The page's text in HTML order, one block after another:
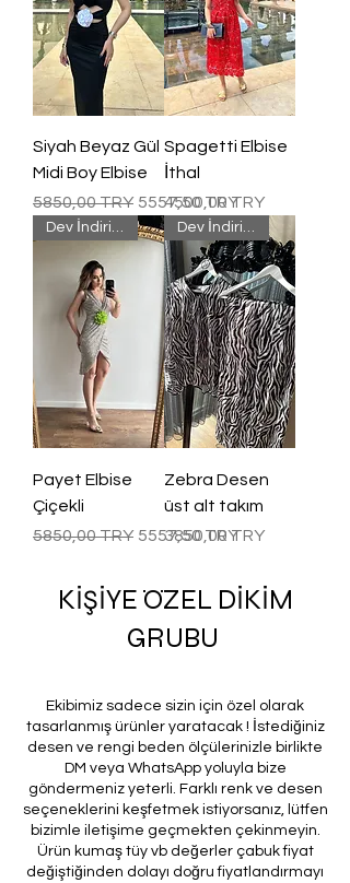
Siyah Beyaz Gül
Midi Boy Elbise
Precio
5850,00 TRY Precio de oferta
5557,50 TRY
Spagetti Elbise
İthal
Precio
4500,00 TRY
Dev İndirim !!
Payet Elbise
Çiçekli
Precio
5850,00 TRY Precio de oferta
5557,50 TRY
Dev İndirim !!
Zebra Desen
üst alt takım
Precio
3850,00 TRY
KİŞİYE ÖZEL DİKİM
GRUBU
Ekibimiz sadece sizin için özel olarak
tasarlanmış ürünler yaratacak ! İstediğiniz
desen ve rengi beden ölçülerinizle birlikte
DM veya WhatsApp yoluyla bize
göndermeniz yeterli. Farklı renk ve desen
seçeneklerini keşfetmek istiyorsanız, lütfen
bizimle iletişime geçmekten çekinmeyin.
Ürün kumaş tüy vb değerler çabuk fiyat
değiştiğinden dolayı doğru fiyatlandırmayı